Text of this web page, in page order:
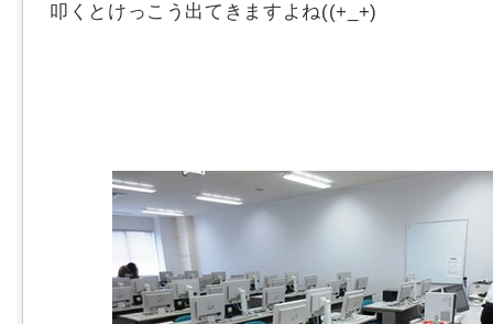
叩くとけっこう出てきますよね((+_+)